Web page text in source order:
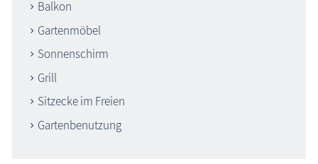
Balkon
Gartenmöbel
Sonnenschirm
Grill
Sitzecke im Freien
Gartenbenutzung